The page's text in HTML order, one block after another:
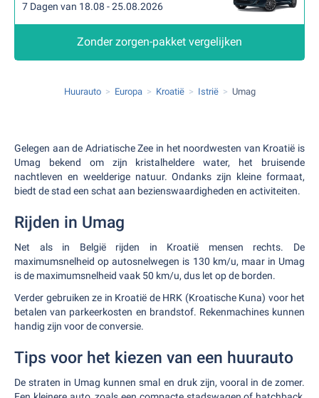
7 Dagen van 18.08 - 25.08.2026
Zonder zorgen-pakket vergelijken
Huurauto Europa Kroatië Istrië Umag
Gelegen aan de Adriatische Zee in het noordwesten van Kroatië is
Umag bekend om zijn kristalheldere water, het bruisende
nachtleven en weelderige natuur. Ondanks zijn kleine formaat,
biedt de stad een schat aan bezienswaardigheden en activiteiten.
Rijden in Umag
Net als in België rijden in Kroatië mensen rechts. De
maximumsnelheid op autosnelwegen is 130 km/u, maar in Umag
is de maximumsnelheid vaak 50 km/u, dus let op de borden.
Verder gebruiken ze in Kroatië de HRK (Kroatische Kuna) voor het
betalen van parkeerkosten en brandstof. Rekenmachines kunnen
handig zijn voor de conversie.
Tips voor het kiezen van een huurauto
De straten in Umag kunnen smal en druk zijn, vooral in de zomer.